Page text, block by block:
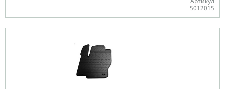
5012015